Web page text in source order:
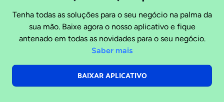
Tenha todas as soluções para o seu negócio na palma da
sua mão. Baixe agora o nosso aplicativo e fique
antenado em todas as novidades para o seu negócio.
Saber mais
BAIXAR APLICATIVO